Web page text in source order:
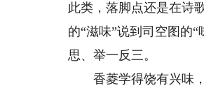
此类，落脚点还是在诗
的“滋味”说到司空图的
思、举一反三。
香菱学得饶有兴味，